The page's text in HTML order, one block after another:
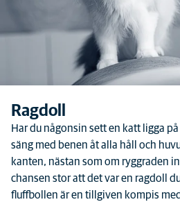
Ragdoll
Har du någonsin sett en katt ligga
säng med benen åt alla håll och
kanten, nästan som om ryggraden
chansen stor att det var en ragdoll
fluffbollen är en tillgiven kompis
Varje katt
och deras
sig även